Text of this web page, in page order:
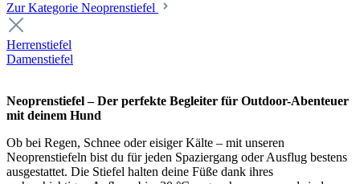
Zur Kategorie Neoprenstiefel
Herrenstiefel
Damenstiefel
Neoprenstiefel – Der perfekte Begleiter für Outdoor-Abenteuer
mit deinem Hund
Ob bei Regen, Schnee oder eisiger Kälte – mit unseren
Neoprenstiefeln bist du für jeden Spaziergang oder Ausflug bestens
ausgestattet. Die Stiefel halten deine Füße dank ihres